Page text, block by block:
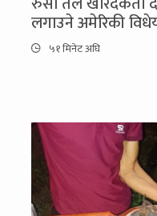
लगाउने अमेरिकी
५१ मिनेट अघि